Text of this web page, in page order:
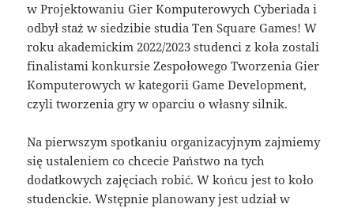
w Projektowaniu Gier Komputerowych Cyberiada i
odbył staż w siedzibie studia Ten Square Games! W
roku akademickim 2022/2023 studenci z koła zostali
finalistami konkursie Zespołowego Tworzenia Gier
Komputerowych w kategorii Game Development,
czyli tworzenia gry w oparciu o własny silnik.
Na pierwszym spotkaniu organizacyjnym zajmiemy
się ustaleniem co chcecie Państwo na tych
dodatkowych zajęciach robić. W końcu jest to koło
studenckie. Wstępnie planowany jest udział w